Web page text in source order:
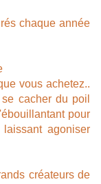
chaque année
vous achetez..
cacher du poil
pour
agoniser
créateurs de